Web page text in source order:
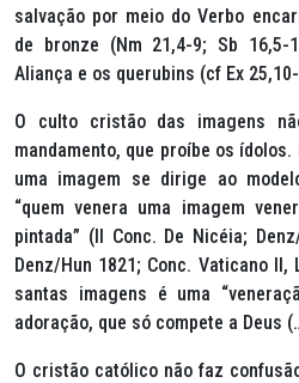
salvação por meio do Verbo
de bronze (Nm 21,4-9; Sb
Aliança e os querubins (cf Ex
O culto cristão das imagens
mandamento, que proíbe os
uma imagem se dirige ao
“quem venera uma imagem
pintada” (II Conc. De Nicéia;
Denz/Hun 1821; Conc. Vaticano
santas imagens é uma
adoração, que só compete a Deus
O cristão católico não faz